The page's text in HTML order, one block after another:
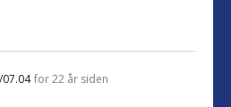
for 22 år siden